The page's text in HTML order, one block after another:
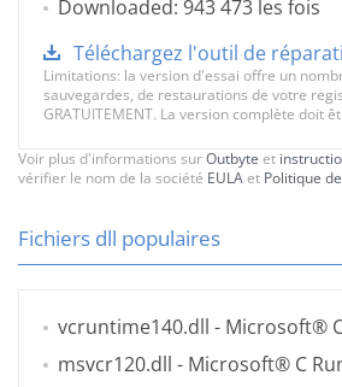
Downloaded: 943 473 les fois
Téléchargez l'outil de
Limitations: la version d'essai offre un
sauvegardes, de restaurations de votre
GRATUITEMENT. La version complète doit
Voir plus d'informations surOutbyte et
vérifier le nom de la société EULAet Politique
Fichiers dll populaires
vcruntime140.dll - Microsoft®
msvcr120.dll - Microsoft® C